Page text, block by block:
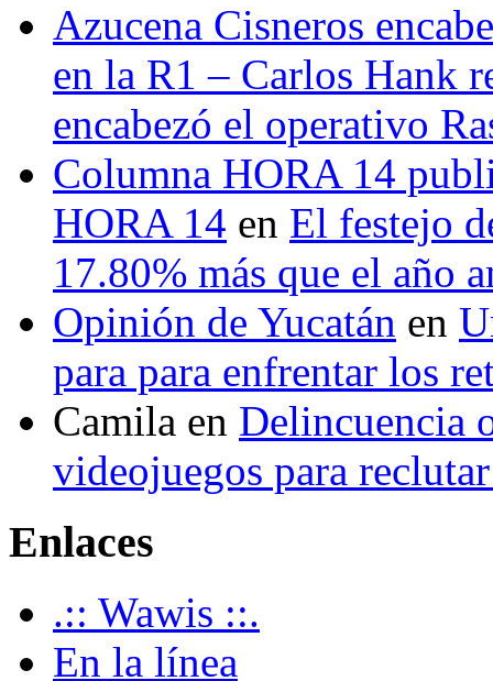
Azucena Cisneros
en la R1 – Carlos Hank
encabezó el operativo
Columna HORA 14
HORA 14 en El festejo
17.80% más que el año
Opinión de Yucatán en
para para enfrentar los
Camila en Delincuencia
videojuegos para
Enlaces
.:: Wawis ::.
En la línea